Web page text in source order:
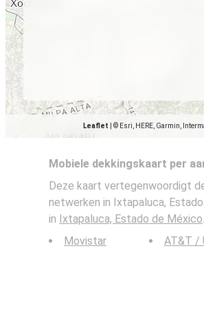
Leaflet © Esri, HERE, Garmin,
Mobiele dekkingskaart per
Deze kaart vertegenwoordigt
netwerken in Ixtapaluca,
in Ixtapaluca, Estado de México.
Movistar
AT&T /